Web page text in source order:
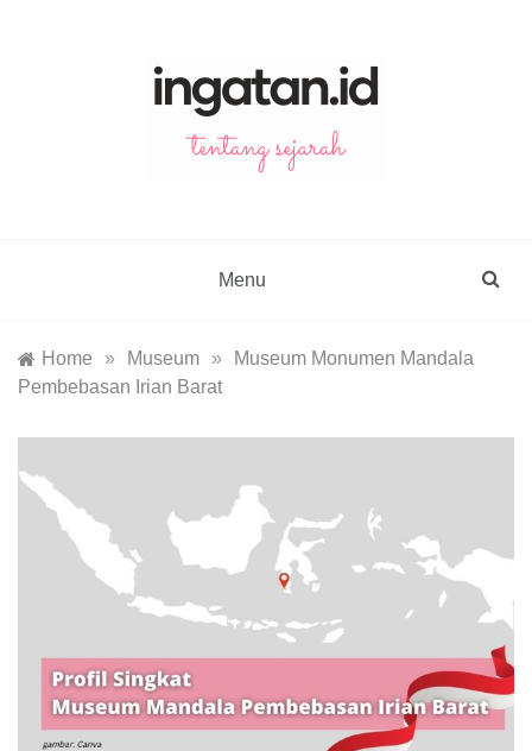
Menu
Home » Museum »
Museum Monumen Mandala
Pembebasan Irian Barat